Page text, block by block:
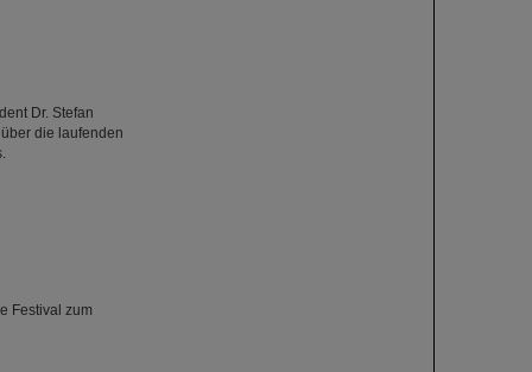
Dr. Stefan
die laufenden
Festival zum